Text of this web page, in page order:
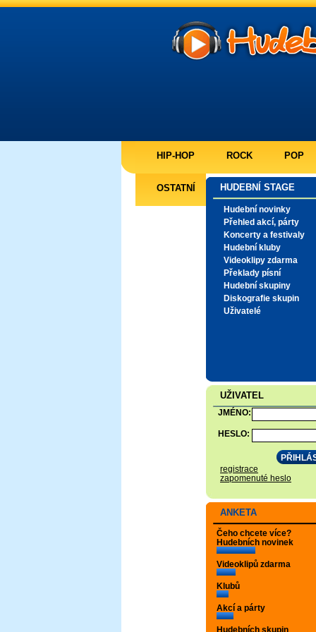
HIP-HOP ROCK POP
OSTATNÍ HUDEBNÍ STAGE
Hudební novinky
Přehled akcí, párty
Koncerty a festivaly
Hudební kluby
Videoklipy zdarma
Překlady písní
Hudební skupiny
Diskografie skupin
Uživatelé
UŽIVATEL
JMÉNO:
HESLO:
registrace
zapomenuté heslo
ANKETA
Čeho chcete více?
Hudebních novinek
Videoklipů zdarma
Klubů
Akcí a párty
Hudebních skupin